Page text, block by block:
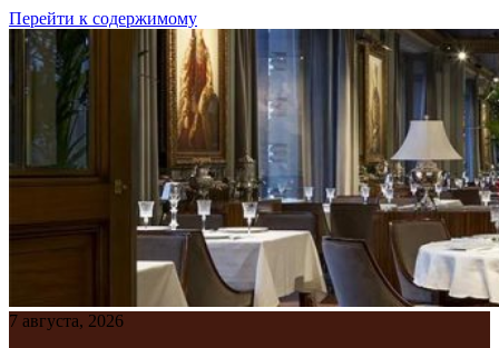
Перейти к содержимому
7 августа, 2026